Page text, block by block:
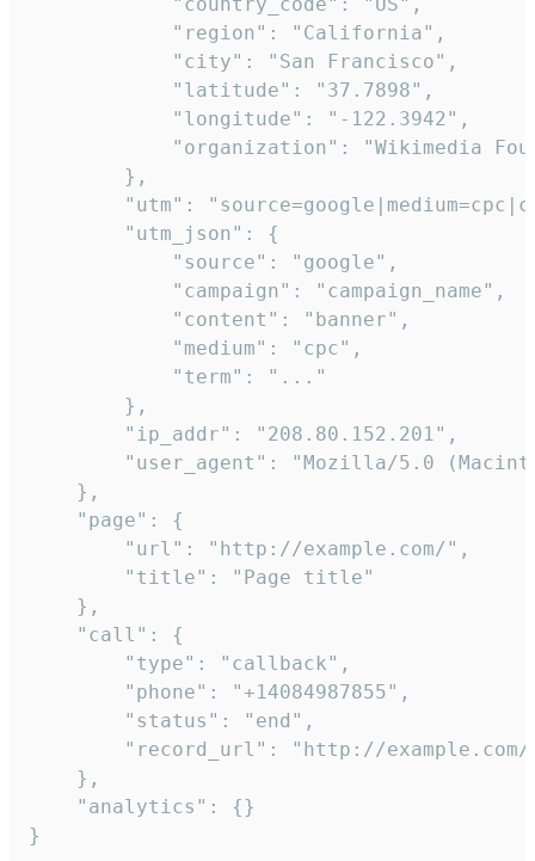
            "region": "California",
            "city": "San Francisco",
            "latitude": "37.7898",
            "longitude": "-122.3942",
"organization": "Wikimedia
        },
"utm":
        "utm_json": {
            "source": "google",
            "campaign": "campaign_name",
            "content": "banner",
            "medium": "cpc",
            "term": "..."
        },
        "ip_addr": "208.80.152.201",
"user_agent": "Mozilla/5.0
    },
    "page": {
        "url": "http://example.com/",
        "title": "Page title"
    },
    "call": {
        "type": "callback",
        "phone": "+14084987855",
        "status": "end",
"record_url": "http://
    },
    "analytics": {}
}